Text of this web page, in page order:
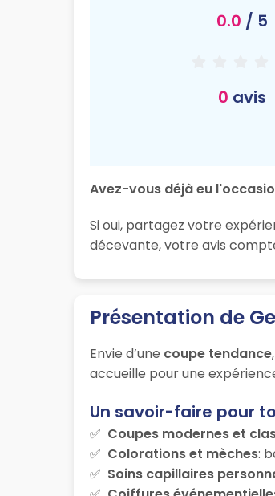
0.0 / 5
0 avis
Avez-vous déjà eu
Si oui, partagez votre
décevante, votre avis
Présentation de
Envie d’une coupe tendance
accueille pour une
Un savoir-faire pour
Coupes modernes et
Colorations et mèches:
Soins capillaires